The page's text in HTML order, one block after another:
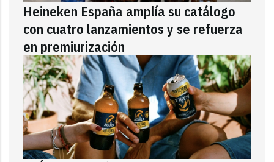
Heineken España amplía su catálogo
con cuatro lanzamientos y se refuerza
en premiurización